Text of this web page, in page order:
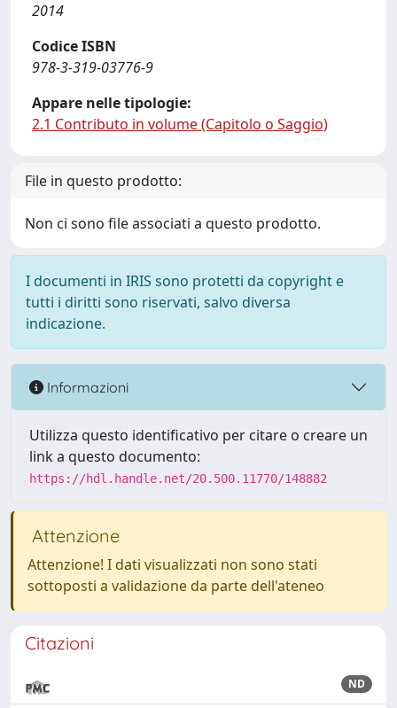
2014
Codice ISBN
978-3-319-03776-9
Appare nelle tipologie:
2.1 Contributo in volume (Capitolo o Saggio)
File in questo prodotto:
Non ci sono file associati a questo prodotto.
I documenti in IRIS sono protetti da copyright e
tutti i diritti sono riservati, salvo diversa
indicazione.
Informazioni
Utilizza questo identificativo per citare o creare un
link a questo documento:
https://hdl.handle.net/20.500.11770/148882
Attenzione
Attenzione! I dati visualizzati non sono stati
sottoposti a validazione da parte dell'ateneo
Citazioni
ND